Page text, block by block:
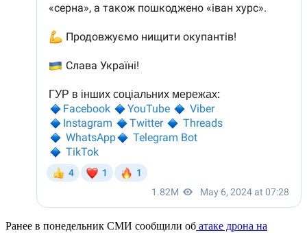
Ранее в понедельник СМИ сообщили об атаке дрона на